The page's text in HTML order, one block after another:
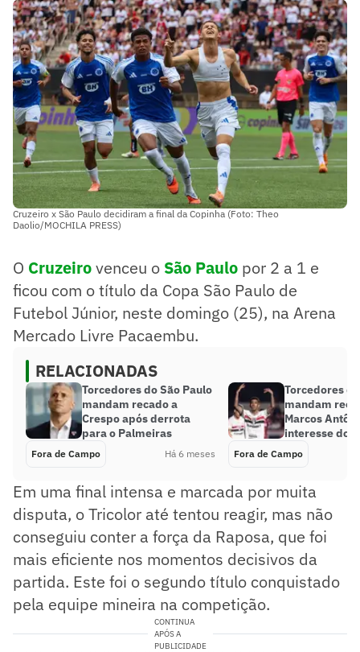
Cruzeiro x São Paulo decidiram a final da Copinha (Foto: Theo
Daolio/MOCHILA PRESS)
O Cruzeirovenceu o São Paulo por 2 a 1 e
ficou com o título da Copa São Paulo de
Futebol Júnior, neste domingo (25), na Arena
Mercado Livre Pacaembu.
RELACIONADAS
Torcedores do São Paulo
mandam recado a
Crespo após derrota
para o Palmeiras
Fora de Campo Há 6 meses
Torcedores
mandam
Marcos
interesse do
Fora de Campo
Em uma final intensa e marcada por muita
disputa, o Tricolor até tentou reagir, mas não
conseguiu conter a força da Raposa, que foi
mais eficiente nos momentos decisivos da
partida. Este foi o segundo título conquistado
pela equipe mineira na competição.
CONTINUA
APÓS A
PUBLICIDADE